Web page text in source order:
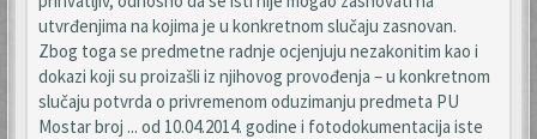
utvrđenjima na kojima je u konkretnom slučaju zasnovan.
Zbog toga se predmetne radnje ocjenjuju nezakonitim kao i
dokazi koji su proizašli iz njihovog provođenja – u konkretnom
slučaju potvrda o privremenom oduzimanju predmeta PU
Mostar broj ... od 10.04.2014. godine i fotodokumentacija iste